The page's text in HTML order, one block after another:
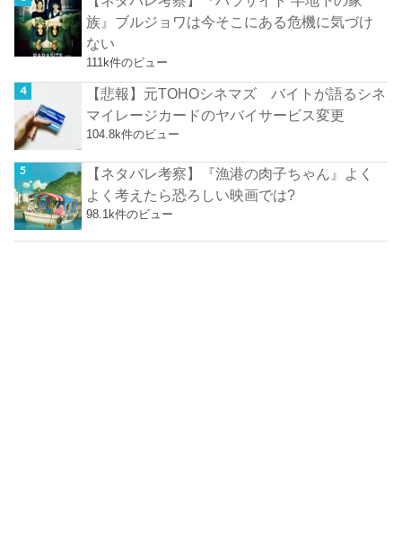
族』ブルジョワは今そこにある危機に気づけ
ない
111k件のビュー
【悲報】元TOHOシネマズ バイトが語るシネ
マイレージカードのヤバイサービス変更
104.8k件のビュー
【ネタバレ考察】『漁港の肉子ちゃん』よく
よく考えたら恐ろしい映画では?
98.1k件のビュー